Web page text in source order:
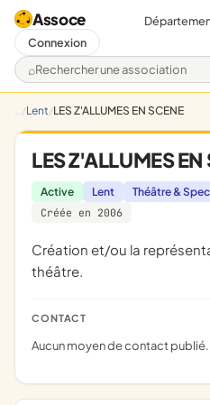
Assoce
Rechercher une
Connexion
Lent LES Z'ALLUMES EN SCENE
LES Z'ALLUMES EN
Active Lent Théâtre &
Créée en 2006
création et/ou la représentation de pièces de
théâtre.
CONTACT
Aucun moyen de contact publié.